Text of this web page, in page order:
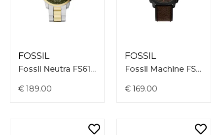
FOSSIL
Fossil Neutra FS6189
€ 189.00
FOSSIL
Fossil Machine FS6187
€ 169.00